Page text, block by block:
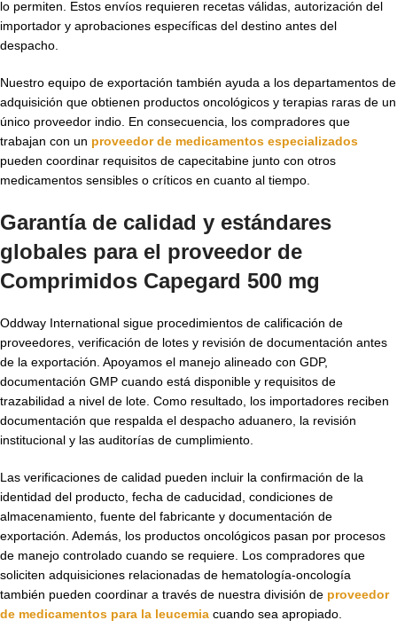
lo permiten. Estos envíos requieren recetas válidas, autorización del
importador y aprobaciones específicas del destino antes del
despacho.
Nuestro equipo de exportación también ayuda a los departamentos de
adquisición que obtienen productos oncológicos y terapias raras de un
único proveedor indio. En consecuencia, los compradores que
trabajan con un proveedor de medicamentos especializados
pueden coordinar requisitos de capecitabine junto con otros
medicamentos sensibles o críticos en cuanto al tiempo.
Garantía de calidad y estándares
globales para el proveedor de
Comprimidos Capegard 500 mg
Oddway International sigue procedimientos de calificación de
proveedores, verificación de lotes y revisión de documentación antes
de la exportación. Apoyamos el manejo alineado con GDP,
documentación GMP cuando está disponible y requisitos de
trazabilidad a nivel de lote. Como resultado, los importadores reciben
documentación que respalda el despacho aduanero, la revisión
institucional y las auditorías de cumplimiento.
Las verificaciones de calidad pueden incluir la confirmación de la
identidad del producto, fecha de caducidad, condiciones de
almacenamiento, fuente del fabricante y documentación de
exportación. Además, los productos oncológicos pasan por procesos
de manejo controlado cuando se requiere. Los compradores que
soliciten adquisiciones relacionadas de hematología-oncología
también pueden coordinar a través de nuestra división de proveedor
de medicamentos para la leucemia cuando sea apropiado.